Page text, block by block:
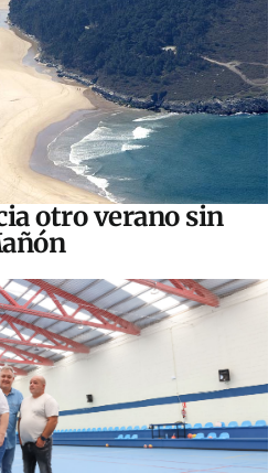
otro verano sin